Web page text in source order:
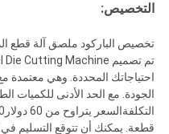
التخصيص:
تخصيص الباركود ملصق آلة قطع